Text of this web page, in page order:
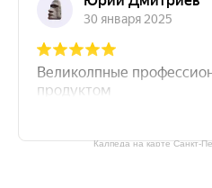
Калпеда на карте